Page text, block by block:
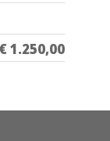
€ 1.250,00